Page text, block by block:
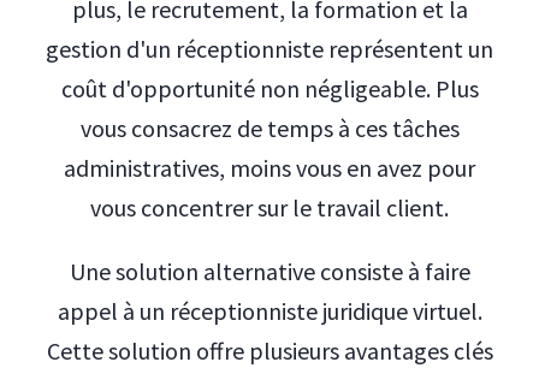
plus, le recrutement, la formation et la
gestion d'un réceptionniste représentent un
coût d'opportunité non négligeable. Plus
vous consacrez de temps à ces tâches
administratives, moins vous en avez pour
vous concentrer sur le travail client.
Une solution alternative consiste à faire
appel à un réceptionniste juridique virtuel.
Cette solution offre plusieurs avantages clés